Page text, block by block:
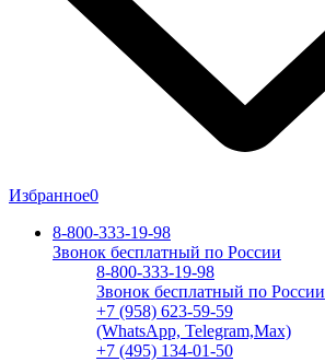
Избранное0
8-800-333-19-98
Звонок бесплатный по России
8-800-333-19-98
Звонок бесплатный по России
+7 (958) 623-59-59
(WhatsApp, Telegram,Max)
+7 (495) 134-01-50